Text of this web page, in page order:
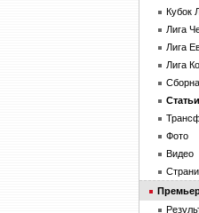
Кубок
Лига
Лига
Лига
Статьи
Фото
Видео